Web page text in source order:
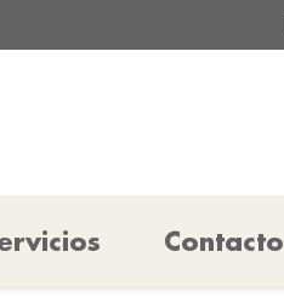
Contacto